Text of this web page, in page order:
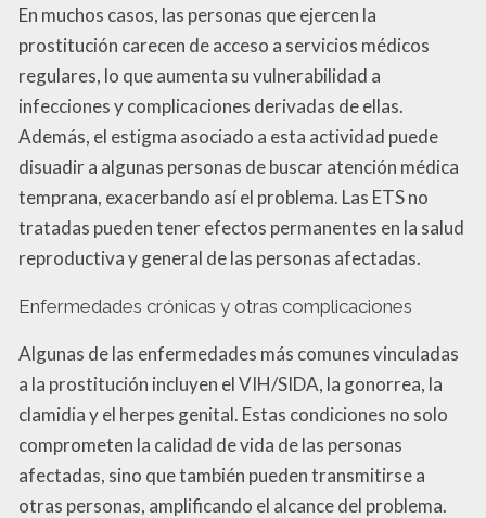
En muchos casos, las personas que ejercen la
prostitución carecen de acceso a servicios médicos
regulares, lo que aumenta su vulnerabilidad a
infecciones y complicaciones derivadas de ellas.
Además, el estigma asociado a esta actividad puede
disuadir a algunas personas de buscar atención médica
temprana, exacerbando así el problema. Las ETS no
tratadas pueden tener efectos permanentes en la salud
reproductiva y general de las personas afectadas.
Enfermedades crónicas y otras complicaciones
Algunas de las enfermedades más comunes vinculadas
a la prostitución incluyen el VIH/SIDA, la gonorrea, la
clamidia y el herpes genital. Estas condiciones no solo
comprometen la calidad de vida de las personas
afectadas, sino que también pueden transmitirse a
otras personas, amplificando el alcance del problema.